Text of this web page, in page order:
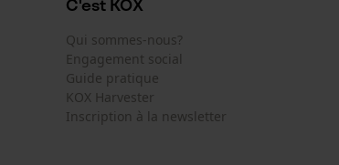
C'est KOX
Qui sommes-nous?
Engagement social
Guide pratique
KOX Harvester
Inscription à la newsletter